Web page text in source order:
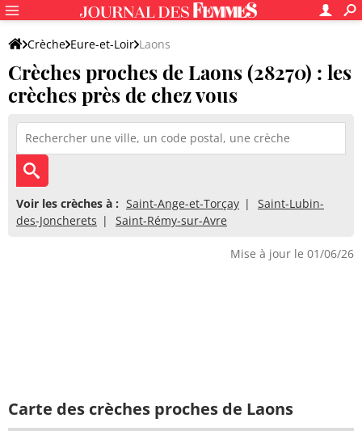
Crèche Eure-et-Loir Laons
Crèches proches de Laons (28270) : les
crèches près de chez vous
Voir les crèches à : Saint-Ange-et-Torçay
Saint-Lubin-
des-Joncherets
Saint-Rémy-sur-Avre
Mise à jour le 01/06/26
Carte des crèches proches de Laons